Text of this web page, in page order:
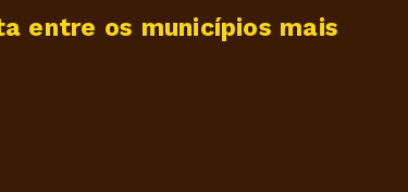
entre os municípios mais